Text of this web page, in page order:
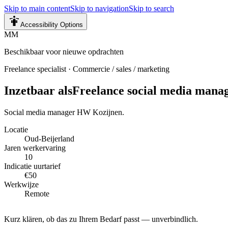
Skip to main contentSkip to navigationSkip to search
Accessibility Options
MM
Beschikbaar voor nieuwe opdrachten
Freelance specialist · Commercie / sales / marketing
Inzetbaar alsFreelance social media
Social media manager HW Kozijnen.
Locatie
Oud-Beijerland
Jaren werkervaring
10
Indicatie uurtarief
€50
Werkwijze
Remote
Kurz klären, ob das zu Ihrem Bedarf passt — unverbindlich.